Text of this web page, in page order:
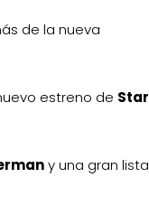
de la nueva
estreno de Star
y una gran lista